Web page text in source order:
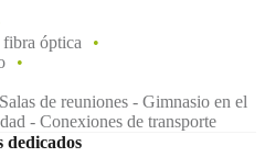
fibra óptica
de reuniones - Gimnasio en el
- Conexiones de transporte